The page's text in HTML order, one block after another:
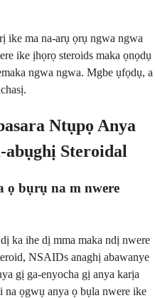
ike ma na-arụ ọrụ ngwa ngwa
ike ịhọrọ steroids maka ọnọdụ
ngwa ngwa. Mgbe ụfọdụ, a
Ntụpọ Anya
Steroidal
ọ bụrụ na m nwere
ka ihe dị mma maka ndị nwere
NSAIDs anaghị abawanye
gị ga-enyocha gị anya karịa
na ọgwụ anya ọ bụla nwere ike